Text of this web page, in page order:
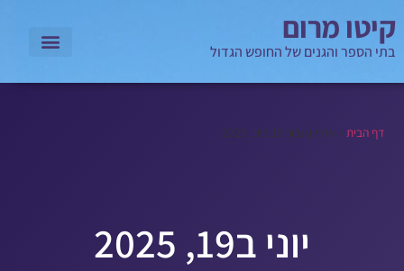
קיטו מרום
בתי הספר והגנים של החופש הגדול
דף הבית » ארכיון עבור 19 ביוני 2025
יוני ב19, 2025